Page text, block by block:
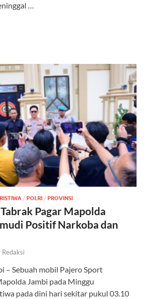
…
/ POLRI / PROVINSI
Pagar Mapolda
Positif Narkoba dan
Redaksi
– Sebuah mobil Pajero Sport
Jambi pada Minggu
pada dini hari sekitar pukul 03.10